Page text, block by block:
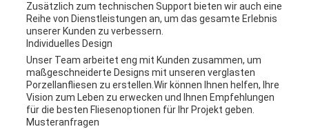
Zusätzlich zum technischen Support bieten wir auch eine
Reihe von Dienstleistungen an, um das gesamte Erlebnis
unserer Kunden zu verbessern.
Individuelles Design
Unser Team arbeitet eng mit Kunden zusammen, um
maßgeschneiderte Designs mit unseren verglasten
Porzellanfliesen zu erstellen.Wir können Ihnen helfen, Ihre
Vision zum Leben zu erwecken und Ihnen Empfehlungen
für die besten Fliesenoptionen für Ihr Projekt geben.
Musteranfragen